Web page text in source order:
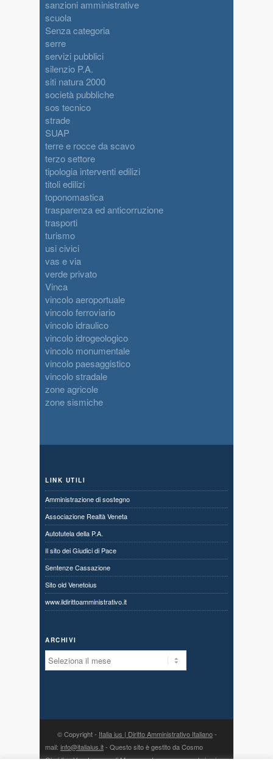
sanzioni amministrative
scuola
Senza categoria
serre
servizi pubblici
silenzio P.A.
siti natura 2000
società pubbliche
sos tecnico
strade
SUAP
terre e rocce da scavo
terzo settore
tipologia interventi edilizi
titoli edilizi
toponomastica
trasparenza ed anticorruzione
trasporti
turismo
usi civici
vas e via
verde privato
Vinca
vincolo aeroportuale
vincolo ferroviario
vincolo idraulico
vincolo idrogeologico
vincolo monumentale
vincolo paesaggistico
vincolo stradale
zone agricole
zone sismiche
LINK UTILI
Amministrazione di sostegno
Associazione Realtà Veneta
Autotutela della P.A.
Il sito dei Giudici di Pace
Sentenze Cassazione
Sito old Venetoius
www.ildirittoamministrativo.it
ARCHIVI
Archivi
© Copyright - Italia ius | Diritto Amministrativo Italiano-
mail: info@italiaius.it- Questo sito è gestito da Cosmo
Giuridico Veneto s.a.s. di Marangon Ivonne, con sede in via